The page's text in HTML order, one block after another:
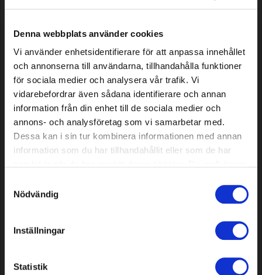
Denna webbplats använder cookies
Vi använder enhetsidentifierare för att anpassa innehållet
och annonserna till användarna, tillhandahålla funktioner
för sociala medier och analysera vår trafik. Vi
vidarebefordrar även sådana identifierare och annan
information från din enhet till de sociala medier och
annons- och analysföretag som vi samarbetar med.
Dessa kan i sin tur kombinera informationen med annan
information som du har tillhandahållit eller som de har
Nödvändig
Inställningar
Statistik
Model: 31077
54,89 EUR
Auf Lager
Model: 31080
33,39 EUR
Auf Lager
Gartenschlauch Professional, 40
Spiralschlauchset, 15 m